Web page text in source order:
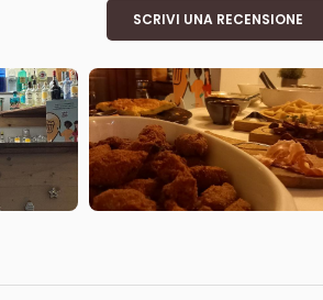
SCRIVI UNA RECENSIONE